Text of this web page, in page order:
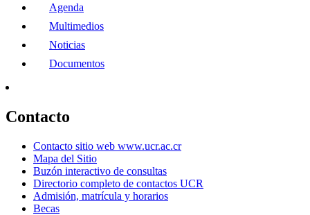
Agenda
Multimedios
Noticias
Documentos
Contacto
Contacto sitio web www.ucr.ac.cr
Mapa del Sitio
Buzón interactivo de consultas
Directorio completo de contactos UCR
Admisión, matrícula y horarios
Becas